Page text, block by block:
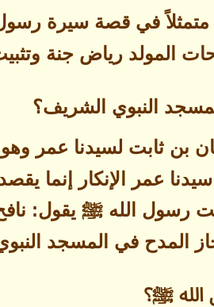
متمثلاً في قصة سيرة
المولد رياض جنة
النبوي الشريف؟
بن ثابت لسيدنا عمر
عمر الإنكار إنما يقصد
رسول الله ﷺ يقول:
المدح في المسجد
ﷺ؟